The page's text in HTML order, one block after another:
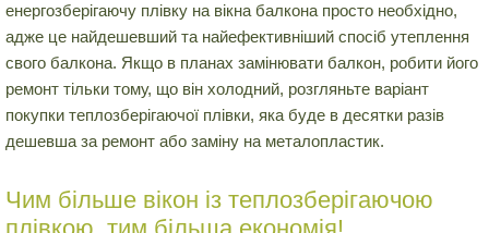
енергозберігаючу плівку на вікна балкона просто необхідно,
адже це найдешевший та найефективніший спосіб утеплення
свого балкона. Якщо в планах замінювати балкон, робити його
ремонт тільки тому, що він холодний, розгляньте варіант
покупки теплозберігаючої плівки, яка буде в десятки разів
дешевша за ремонт або заміну на металопластик.
Чим більше вікон із теплозберігаючою